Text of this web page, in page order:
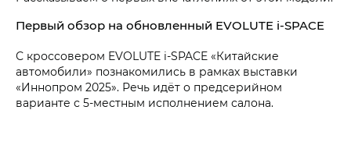
Первый обзор на обновленный EVOLUTE i‑SPACE
С кроссовером EVOLUTE i‑SPACE «Китайские
автомобили» познакомились в рамках выставки
«Иннопром 2025». Речь идёт о предсерийном
варианте с 5-⁠местным исполнением салона.